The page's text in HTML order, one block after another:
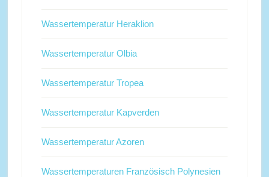
Wassertemperatur Heraklion
Wassertemperatur Olbia
Wassertemperatur Tropea
Wassertemperatur Kapverden
Wassertemperatur Azoren
Wassertemperaturen Französisch Polynesien